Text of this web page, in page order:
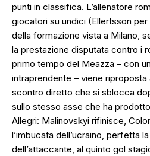
punti in classifica. L’allenatore
giocatori su undici (Ellertsson per
della formazione vista a Milano,
la prestazione disputata contro i
primo tempo del Meazza – con
intraprendente – viene riproposta
scontro diretto che si sblocca
sullo stesso asse che ha
Allegri: Malinovskyi rifinisce,
l’imbucata dell’ucraino, perfetta
dell’attaccante, al quinto gol